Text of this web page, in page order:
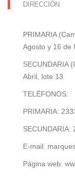
DIRECCIÓN
PRIMARIA
Agosto y 16 de
SECUNDARIA
Abril, lote 13
TELÉFONOS:
PRIMARIA:
SECUNDARIA:
E-mail:
Página web: